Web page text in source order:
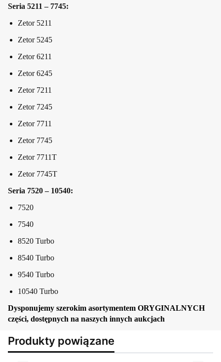
Seria 5211 – 7745:
Zetor 5211
Zetor 5245
Zetor 6211
Zetor 6245
Zetor 7211
Zetor 7245
Zetor 7711
Zetor 7745
Zetor 7711T
Zetor 7745T
Seria 7520 – 10540:
7520
7540
8520 Turbo
8540 Turbo
9540 Turbo
10540 Turbo
Dysponujemy szerokim asortymentem ORYGINALNYCH
części, dostępnych na naszych innych aukcjach
Produkty powiązane